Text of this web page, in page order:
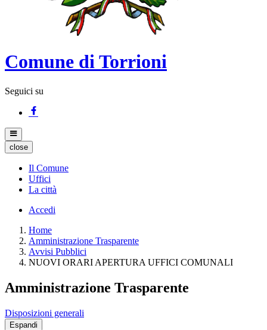
Comune di Torrioni
Seguici su
close
Il Comune
Uffici
La città
Accedi
Home
Amministrazione Trasparente
Avvisi Pubblici
NUOVI ORARI APERTURA UFFICI COMUNALI
Amministrazione Trasparente
Disposizioni generali
Espandi